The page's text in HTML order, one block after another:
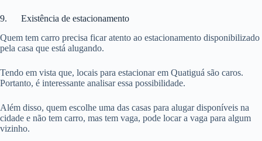
9. Existência de estacionamento
Quem tem carro precisa ficar atento ao estacionamento disponibilizado
pela casa que está alugando.
Tendo em vista que, locais para estacionar em Quatiguá são caros.
Portanto, é interessante analisar essa possibilidade.
Além disso, quem escolhe uma das casas para alugar disponíveis na
cidade e não tem carro, mas tem vaga, pode locar a vaga para algum
vizinho.